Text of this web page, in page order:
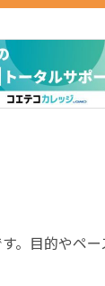
。目的やペー